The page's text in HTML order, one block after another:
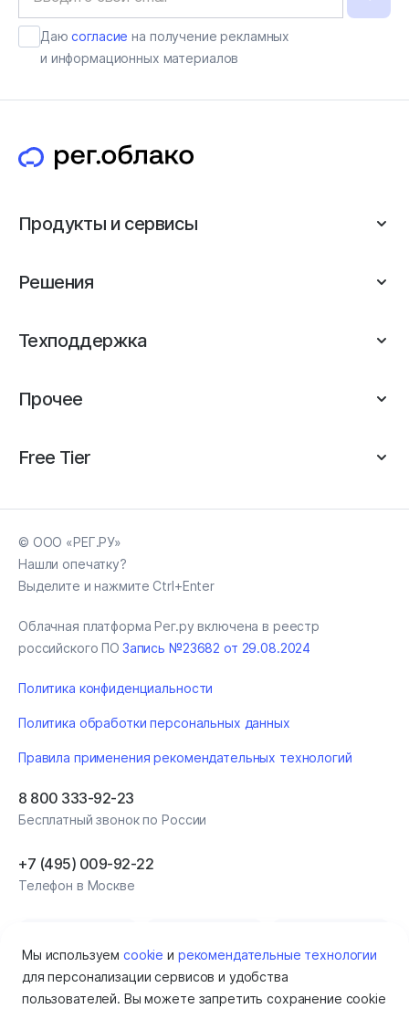
Даюсогласие на получение рекламных
и информационных материалов
Продукты и сервисы
Решения
Техподдержка
Прочее
Free Tier
© ООО «РЕГ.РУ»
Нашли опечатку?
Выделите и нажмите Ctrl+Enter
Облачная платформа Рег.ру включена в реестр
российского ПО Запись №23682 от 29.08.2024
Политика конфиденциальности
Политика обработки персональных данных
Правила применения рекомендательных технологий
8 800 333-92-23
Бесплатный звонок по России
+7 (495) 009‑92‑22
Телефон в Москве
Мы используемcookie и рекомендательные технологии
для персонализации сервисов и удобства
пользователей. Вы можете запретить сохранение cookie